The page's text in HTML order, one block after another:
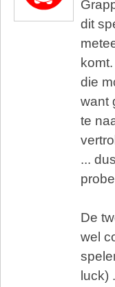
dit
die
want
te
...
De
wel
luck)